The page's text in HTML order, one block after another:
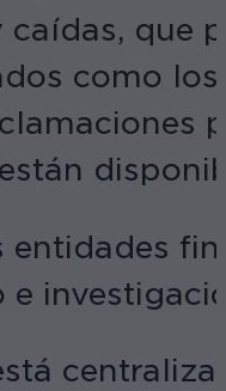
que
como
entidades